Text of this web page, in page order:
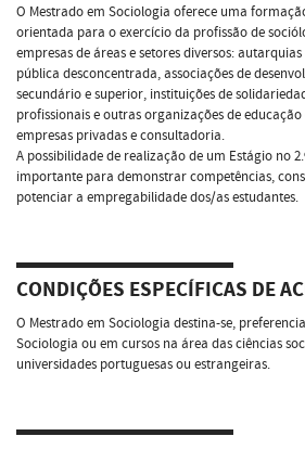
O Mestrado em Sociologia oferece uma
orientada para o exercício da profissão de
empresas de áreas e setores diversos:
pública desconcentrada, associações de
secundário e superior, instituições de
profissionais e outras organizações de
empresas privadas e consultadoria.
A possibilidade de realização de um Estágio no
importante para demonstrar competências,
potenciar a empregabilidade dos/as estudantes.
CONDIÇÕES ESPECÍFICAS DE
O Mestrado em Sociologia destina-se,
Sociologia ou em cursos na área das ciências
universidades portuguesas ou estrangeiras.